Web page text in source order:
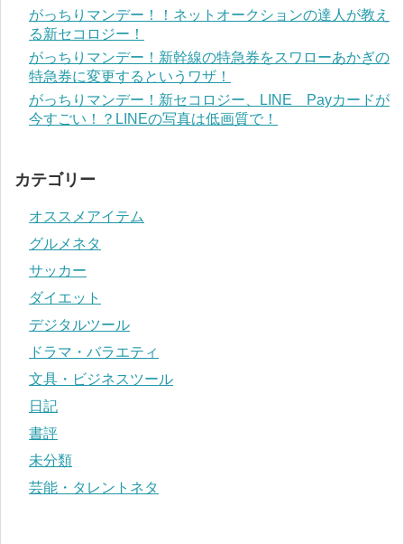
がっちりマンデー！！ネットオークションの達人が教え
る新セコロジー！
がっちりマンデー！新幹線の特急券をスワローあかぎの
特急券に変更するというワザ！
がっちりマンデー！新セコロジー、LINE Payカードが
今すごい！？LINEの写真は低画質で！
カテゴリー
オススメアイテム
グルメネタ
サッカー
ダイエット
デジタルツール
ドラマ・バラエティ
文具・ビジネスツール
日記
書評
未分類
芸能・タレントネタ